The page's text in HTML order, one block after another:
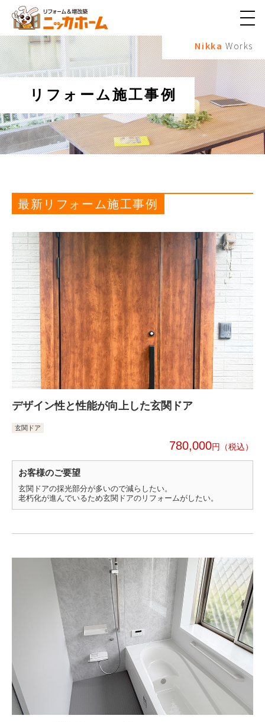
メ
ュ
ボ
タ
ン
Nikka Works
リフォーム施工事例
最新リフォーム施工事例
デザイン性と性能が向上した玄関ドア
玄関ドア
780,000円
お客様のご要望
玄関ドアの採光部分が多いので減らしたい。
老朽化が進んでいるため玄関ドアのリフォームがしたい。